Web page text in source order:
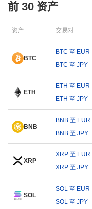
前 30 资产
资产 交易对
BTC
BTC 至 EUR
BTC 至 JPY
ETH
ETH 至 EUR
ETH 至 JPY
BNB
BNB 至 EUR
BNB 至 JPY
XRP
XRP 至 EUR
XRP 至 JPY
SOL
SOL 至 EUR
SOL 至 JPY